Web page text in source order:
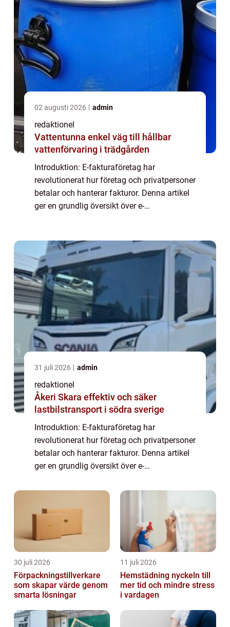
02 augusti 2026 admin
redaktionel
Vattentunna enkel väg till hållbar
vattenförvaring i trädgården
Introduktion: E-fakturaföretag har
revolutionerat hur företag och privatpersoner
betalar och hanterar fakturor. Denna artikel
ger en grundlig översikt över e-
kvant...
31 juli 2026 admin
redaktionel
Åkeri Skara effektiv och säker
lastbilstransport i södra sverige
Introduktion: E-fakturaföretag har
revolutionerat hur företag och privatpersoner
betalar och hanterar fakturor. Denna artikel
ger en grundlig översikt över e-
typer och popularitet. Dessutom presenteras
30 juli 2026
Förpackningstillverkare
som skapar värde genom
smarta lösningar
11 juli 2026
Hemstädning nyckeln till
mer tid och mindre stress
i vardagen